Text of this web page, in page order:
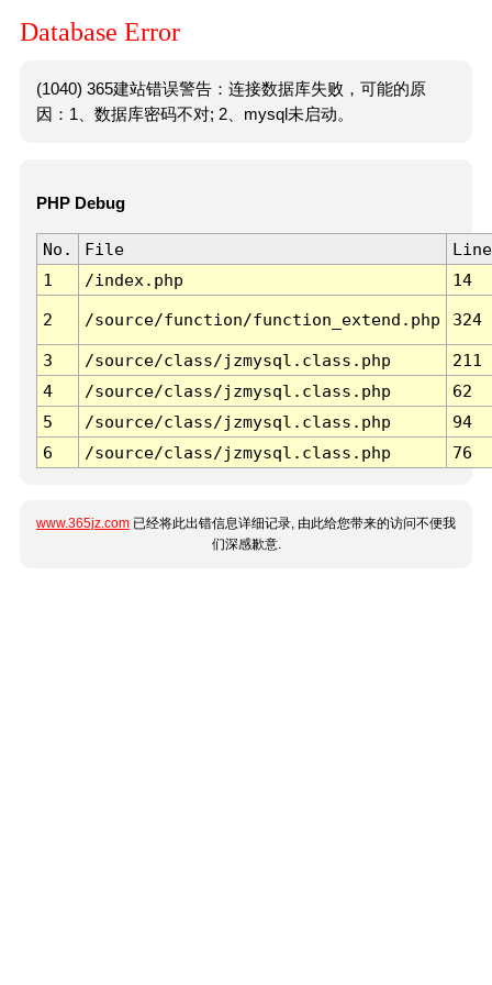
Database Error
(1040) 365建站错误警告：连接数据库失败，可能的原
因：1、数据库密码不对; 2、mysql未启动。
PHP Debug
No. File
Line
1
/index.php 14
2 /source/function/function_extend.php 324
3 /source/class/jzmysql.class.php
211
4
/source/class/jzmysql.class.php
62
5
/source/class/jzmysql.class.php
94
6
/source/class/jzmysql.class.php 76
www.365jz.com 已经将此出错信息详细记录, 由此给您带来的访问不便我
们深感歉意.